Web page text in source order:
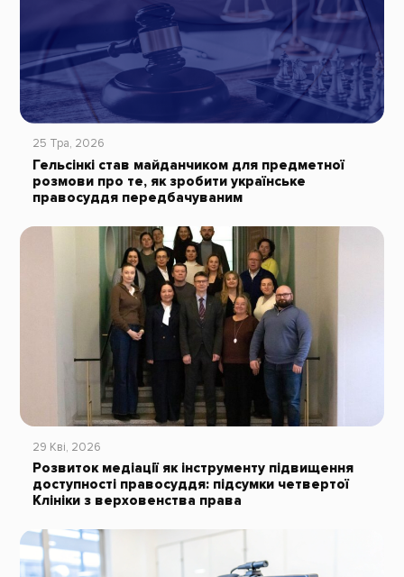
25 Тра, 2026
Гельсінкі став майданчиком для предметної
розмови про те, як зробити українське
правосуддя передбачуваним
29 Кві, 2026
Розвиток медіації як інструменту підвищення
доступності правосуддя: підсумки четвертої
Клініки з верховенства права